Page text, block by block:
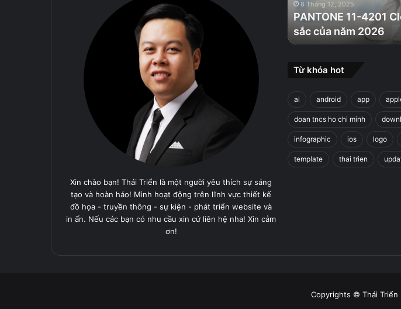
Xin chào bạn! Thái Triển là một người yêu thích sự sáng
tạo và hoàn hảo! Mình hoạt động trên lĩnh vực thiết kế
đồ họa - truyền thông - sự kiện - phát triển website và
in ấn. Nếu các bạn có nhu cầu xin cứ liên hệ nha! Xin cảm
ơn!
của
năm
2026
8 Tháng 12, 2025
PANTONE 11-4201
sắc của năm 2026
Từ khóa hot
ai android app
doan tncs ho chi minh
infographic ios logo
template thai trien
Copyrights © Thái